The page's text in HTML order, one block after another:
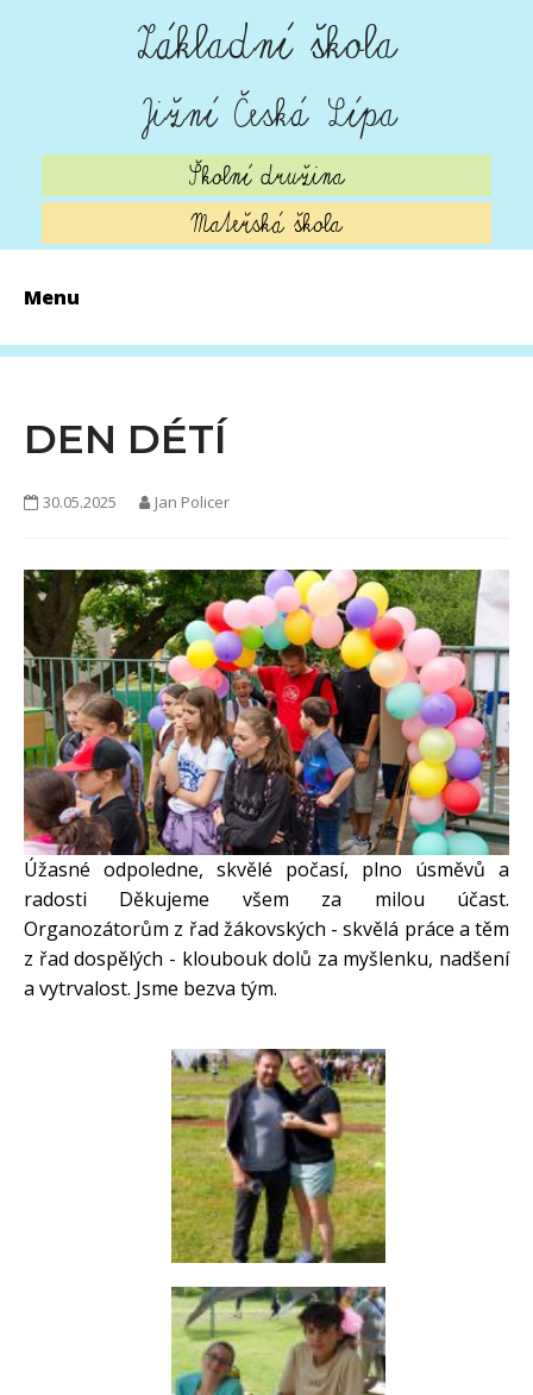
Základní škola
Jižní Česká Lípa
Školní družina
Mateřská škola
Menu
ZÁPIS 2026
ŠKOLNÍ JÍDELNA
DOKUMENTY
KONTAKTY
FOTOGALERIE
DEN DÉTÍ
30.05.2025 Jan Policer
Úžasné odpoledne, skvělé počasí, plno úsměvů a
radosti Děkujeme všem za milou účast.
Organozátorům z řad žákovských - skvělá práce a těm
z řad dospělých - kloubouk dolů za myšlenku, nadšení
a vytrvalost. Jsme bezva tým.